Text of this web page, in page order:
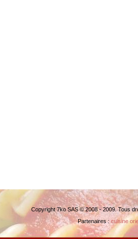
Copyright 7ko SAS © 2008 - 2009. Tous
Partenaires :cuisine